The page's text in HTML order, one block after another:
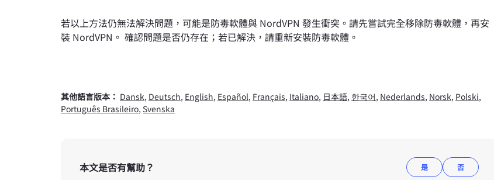
若以上方法仍無法解決問題，可能是防毒軟體與 NordVPN 發生衝突。請先嘗試完全移除防毒軟體，再安
裝 NordVPN。 確認問題是否仍存在；若已解決，請重新安裝防毒軟體。
其他語言版本： Dansk, Deutsch, English, Español, Français, Italiano, 日本語, 한국어, Nederlands, Norsk, Polski,
Português Brasileiro, Svenska
本文是否有幫助？ 是 否